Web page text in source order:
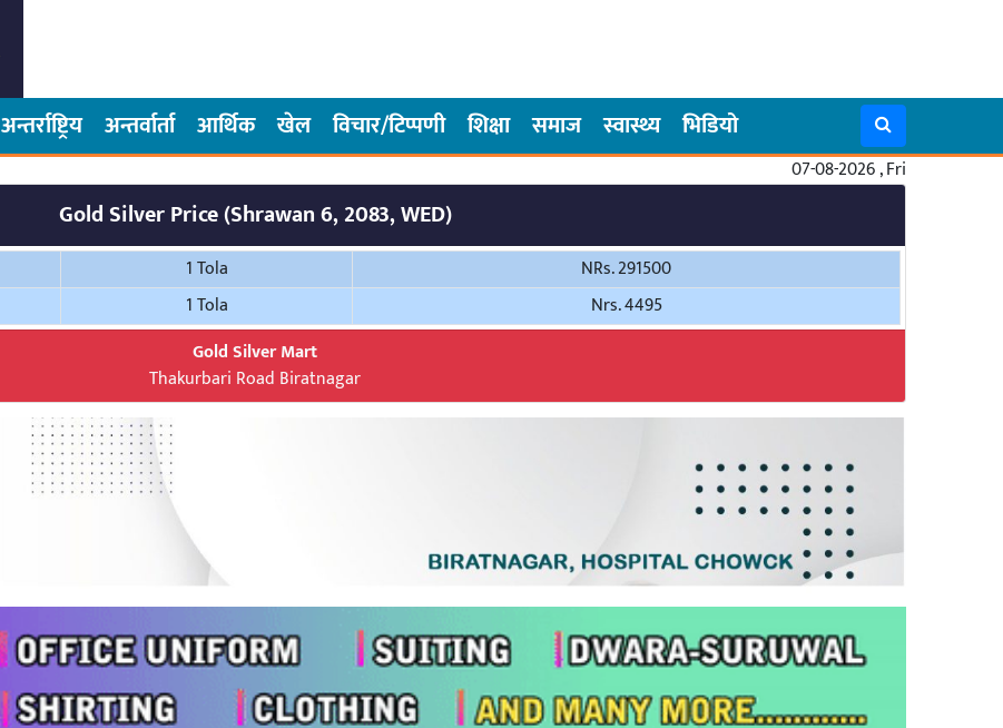
अन्तर्राष्ट्रिय अन्तर्वार्ता आर्थिक खेल विचार/टिप्पणी शिक्षा समाज स्वास्थ्य भिडियो
07-08-2026 , Fri
Gold Silver Price (Shrawan 6, 2083, WED)
1 Tola
NRs. 291500
1 Tola
Nrs. 4495
Gold Silver Mart
Thakurbari Road Biratnagar